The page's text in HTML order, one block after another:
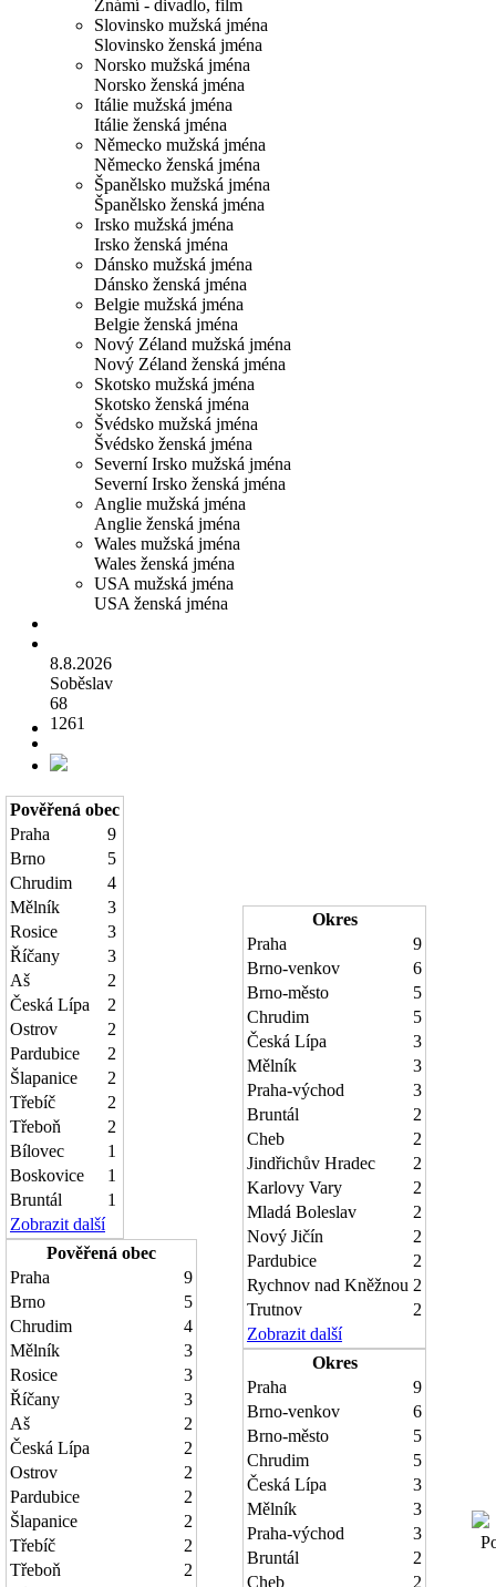
Známí - divadlo, film
Slovinsko mužská jména
Slovinsko ženská jména
Norsko mužská jména
Norsko ženská jména
Itálie mužská jména
Itálie ženská jména
Německo mužská jména
Německo ženská jména
Španělsko mužská jména
Španělsko ženská jména
Irsko mužská jména
Irsko ženská jména
Dánsko mužská jména
Dánsko ženská jména
Belgie mužská jména
Belgie ženská jména
Nový Zéland mužská jména
Nový Zéland ženská jména
Skotsko mužská jména
Skotsko ženská jména
Švédsko mužská jména
Švédsko ženská jména
Severní Irsko mužská jména
Severní Irsko ženská jména
Anglie mužská jména
Anglie ženská jména
Wales mužská jména
Wales ženská jména
USA mužská jména
USA ženská jména
8.8.2026
Soběslav
68
1261
Pověřená obec
Praha
9
Brno
5
Chrudim
4
Mělník
3
Rosice
3
Říčany
3
Aš
2
Česká Lípa
2
Ostrov
2
Pardubice
2
Šlapanice
2
Třebíč
2
Třeboň
2
Bílovec
1
Boskovice
1
Bruntál
1
Zobrazit další
Pověřená obec
Praha
9
Brno
5
Chrudim
4
Mělník
3
Rosice
3
Říčany
3
Aš
2
Česká Lípa
2
Ostrov
2
Pardubice
2
Šlapanice
2
Třebíč
2
Třeboň
2
Okres
Praha
9
Brno-venkov
6
Brno-město
5
Chrudim
5
Česká Lípa
3
Mělník
3
Praha-východ
3
Bruntál
2
Cheb
2
Jindřichův Hradec
2
Karlovy Vary
2
Mladá Boleslav
2
Nový Jičín
2
Pardubice
2
Rychnov nad Kněžnou 2
Trutnov
2
Zobrazit další
Okres
Praha
9
Brno-venkov
6
Brno-město
5
Chrudim
5
Česká Lípa
3
Mělník
3
Praha-východ
3
Bruntál
2
Cheb
2